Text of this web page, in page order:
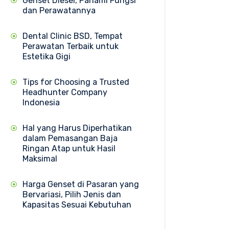
dan Perawatannya
Dental Clinic BSD, Tempat
Perawatan Terbaik untuk
Estetika Gigi
Tips for Choosing a Trusted
Headhunter Company
Indonesia
Hal yang Harus Diperhatikan
dalam Pemasangan Baja
Ringan Atap untuk Hasil
Maksimal
Harga Genset di Pasaran yang
Bervariasi, Pilih Jenis dan
Kapasitas Sesuai Kebutuhan